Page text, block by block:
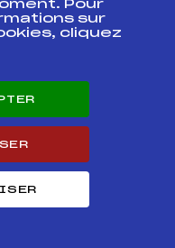
Cat.
FFS U14
FFS
Pour
sur
cliquez